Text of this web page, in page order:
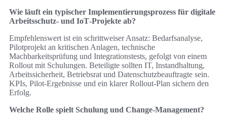
Wie läuft ein typischer Implementierungsprozess für digitale
Arbeitsschutz‑ und IoT‑Projekte ab?
Empfehlenswert ist ein schrittweiser Ansatz: Bedarfsanalyse,
Pilotprojekt an kritischen Anlagen, technische
Machbarkeitsprüfung und Integrationstests, gefolgt von einem
Rollout mit Schulungen. Beteiligte sollten IT, Instandhaltung,
Arbeitssicherheit, Betriebsrat und Datenschutzbeauftragte sein.
KPIs, Pilot‑Ergebnisse und ein klarer Rollout‑Plan sichern den
Erfolg.
Welche Rolle spielt Schulung und Change‑Management?